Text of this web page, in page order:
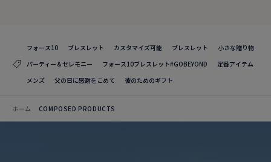
フォース10 ブレスレット カスタマイズ可能 ブレスレット
小さな贈り物
パーティー＆セレモニー
フォース10ブレスレット#GOBEYOND
定番アイテム
メンズ
父の日に感謝をこめて 彼のためのギフト
ホーム COMPOSED PRODUCTS